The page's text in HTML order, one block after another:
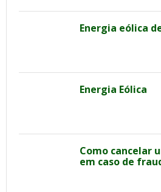
Energia eólica
Energia Eólica
Como cancelar
em caso de